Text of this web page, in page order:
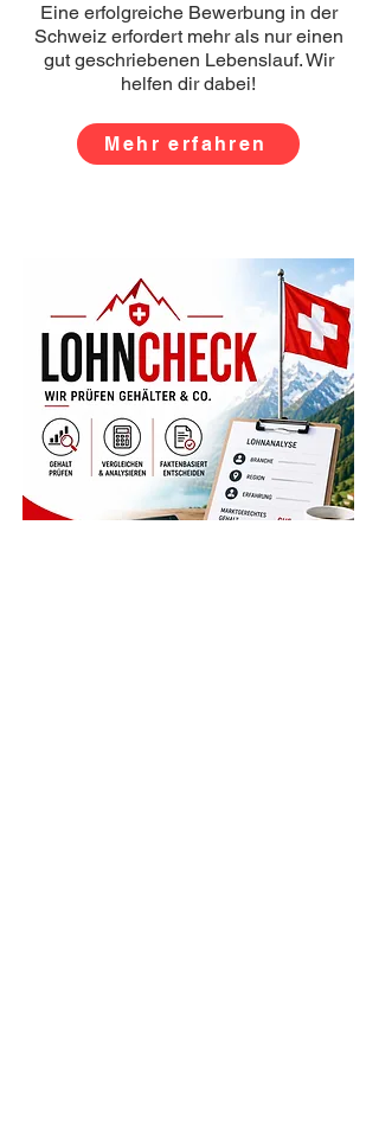
Eine erfolgreiche Bewerbung in der
Schweiz erfordert mehr als nur einen
gut geschriebenen Lebenslauf. Wir
helfen dir dabei!
Mehr erfahren